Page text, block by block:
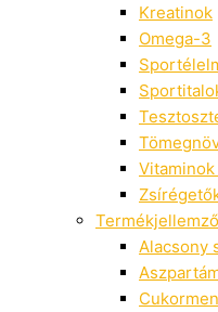
Kreatinok
Omega-3
Alacsony